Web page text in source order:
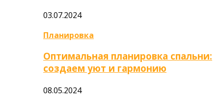
03.07.2024
Планировка
Оптимальная планировка спальни:
создаем уют и гармонию
08.05.2024